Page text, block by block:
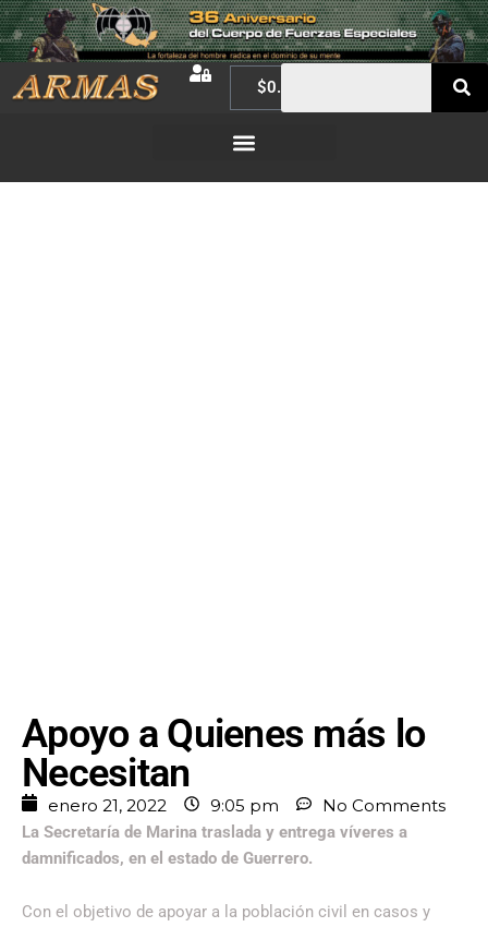
$0.00
Apoyo a Quienes más lo
Necesitan
enero 21, 2022 9:05 pm No Comments
La Secretaría de Marina traslada y entrega víveres a
damnificados, en el estado de Guerrero.
Con el objetivo de apoyar a la población civil en casos y